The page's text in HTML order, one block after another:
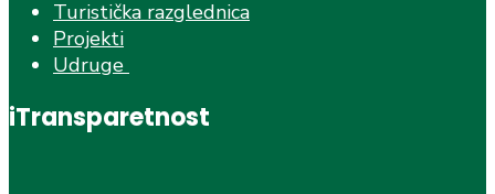
Turistička razglednica
Projekti
Udruge
iTransparetnost